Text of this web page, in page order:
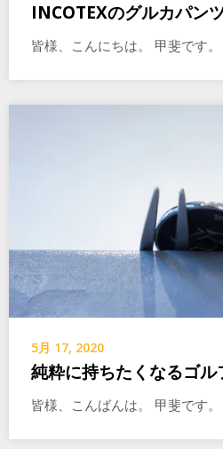
INCOTEXのグルカパンツ
皆様、こんにちは。 甲斐です
5月 17, 2020
純粋に持ちたくなるゴル
皆様、こんばんは。 甲斐です